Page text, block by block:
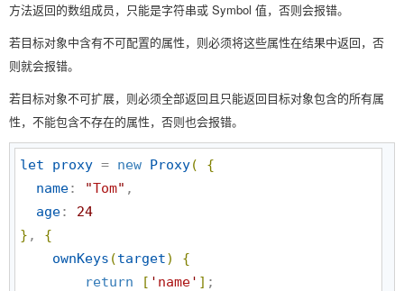
方法返回的数组成员，只能是字符串或 Symbol 值，否则会报错。
若目标对象中含有不可配置的属性，则必须将这些属性在结果中返回，否
则就会报错。
若目标对象不可扩展，则必须全部返回且只能返回目标对象包含的所有属
性，不能包含不存在的属性，否则也会报错。
let proxy = new Proxy(
{
name: "Tom" ,
age: 24
} , {
ownKeys (target)
{
return
[ ' name' ] ;